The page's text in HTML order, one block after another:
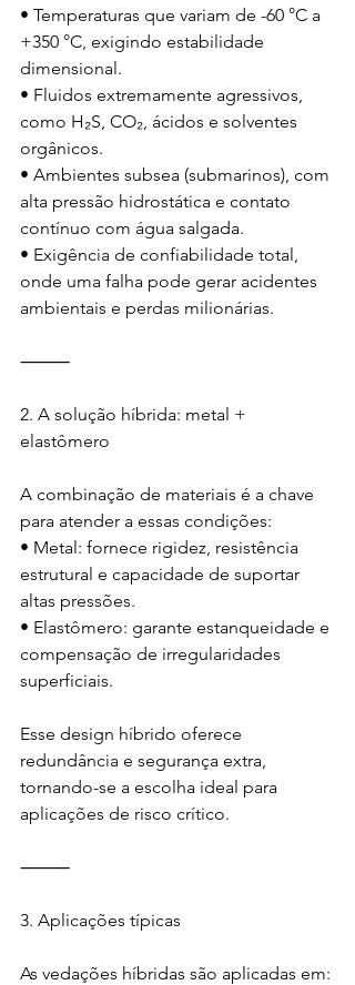
• Temperaturas que variam de -60 °C a
+350 °C, exigindo estabilidade
dimensional.
• Fluidos extremamente agressivos,
como H₂S, CO₂, ácidos e solventes
orgânicos.
• Ambientes subsea (submarinos), com
alta pressão hidrostática e contato
contínuo com água salgada.
• Exigência de confiabilidade total,
onde uma falha pode gerar acidentes
ambientais e perdas milionárias.
⸻
2.⁠ ⁠A solução híbrida: metal +
elastômero
A combinação de materiais é a chave
para atender a essas condições:
• Metal: fornece rigidez, resistência
estrutural e capacidade de suportar
altas pressões.
• Elastômero: garante estanqueidade e
compensação de irregularidades
superficiais.
Esse design híbrido oferece
redundância e segurança extra,
tornando-se a escolha ideal para
aplicações de risco crítico.
⸻
3.⁠ ⁠Aplicações típicas
As vedações híbridas são aplicadas em: